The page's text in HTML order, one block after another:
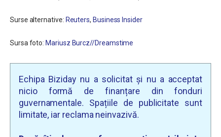
Surse alternative: Reuters, Business Insider
Sursa foto: Mariusz Burcz//Dreamstime
Echipa Biziday nu a solicitat și nu a acceptat
nicio formă de finanțare din fonduri
guvernamentale. Spațiile de publicitate sunt
limitate, iar reclama neinvazivă.